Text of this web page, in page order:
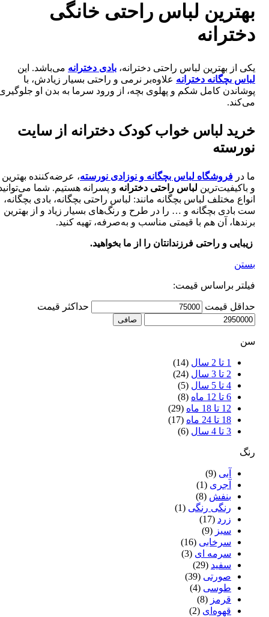
بستن
فیلتر براساس قیمت:
حداقل قیمت حداكثر قيمت
صافی
سن
1 تا 2 سال
(14)
2 تا 3 سال
(24)
4 تا 5 سال
(5)
6 تا 12 ماه
(8)
12 تا 18 ماه
(29)
18 تا 24 ماه
(17)
3 تا 4 سال
(6)
رنگ
آبی (9)
آجری (1)
بنفش (8)
رنگی رنگی (1)
زرد (17)
سبز (9)
سرخابی (16)
سرمه ای (3)
سفید (29)
صورتی (39)
طوسی (4)
قرمز (8)
قهوه‌ای (2)
بهترین لباس راحتی خانگی
دخترانه
یکی از بهترین لباس راحتی دخترانه، بادی دخترانه می‌باشد. این
لباس بچگانه دخترانه علاوه‌بر نرمی و راحتی بسیار زیادش، با
پوشاندن کامل شکم و پهلوی بچه، از ورود سرما به بدن او
می‌کند.
خرید لباس خواب کودک دخترانه از سایت
نورسته
ما در فروشگاه لباس بچگانه و نوزادی نورسته، عرضه‌کننده بهترین
و باکیفیت‌ترین لباس راحتی دخترانه و پسرانه هستیم. شما
انواع مختلف لباس بچگانه مانند: لباس راحتی بچگانه، بادی بچگانه،
ست بادی بچگانه و … را در طرح و رنگ‌های بسیار زیاد و از بهترین
برندها، آن هم با قیمتی مناسب و به‌صرفه، تهیه کنید.
زیبایی و راحتی فرزندانتان را از ما بخواهید.